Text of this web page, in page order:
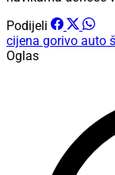
Podijeli
cijena gorivo auto
Oglas